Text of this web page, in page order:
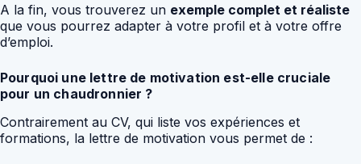
A la fin, vous trouverez un exemple complet et réaliste
que vous pourrez adapter à votre profil et à votre offre
d’emploi.
Pourquoi une lettre de motivation est-elle cruciale
pour un chaudronnier ?
Contrairement au CV, qui liste vos expériences et
formations, la lettre de motivation vous permet de :